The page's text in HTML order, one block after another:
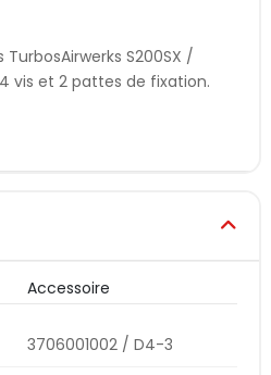
S200SX /
vis et 2 pattes de fixation.
Accessoire
3706001002 / D4-3